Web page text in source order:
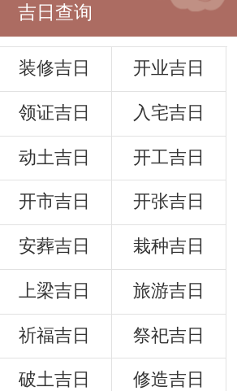
吉日查询
装修吉日 开业吉日
领证吉日 入宅吉日
动土吉日 开工吉日
开市吉日 开张吉日
安葬吉日 栽种吉日
上梁吉日 旅游吉日
祈福吉日 祭祀吉日
破土吉日 修造吉日